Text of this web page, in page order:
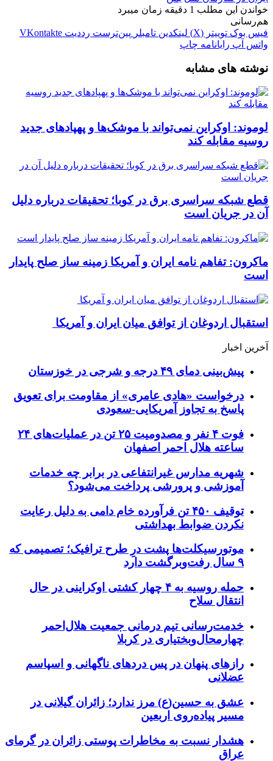
خواندن این مطلب 1 دقیقه زمان میبرد
هم‌رسانی
فیس بوک توییتر (X) لینکدین ‫تامبلر ‫پین‌ترست ‫رددیت ‫VKontakte
واتس آپ رایانامه چاپ
نوشته های مشابه
لوموند: اوکراین نمی‌تواند با موشک‌ها و پهپادهای جدید
روسیه مقابله کند
قطع شبکه سراسری برق در کوبا؛ تحقیقات درباره دلیل
آن در جریان است
ماکرون: تفاهم نامه ایران و آمریکا زمینه ساز صلح پایدار
است
استقبال اردوغان از توافق میان ایران و آمریکا
آخرین اخبار
پیش‌بینی دمای ۴۹ درجه و شرجی در خوزستان
درخواست «هادی عامری» از مقاومت برای تعویق
پاسخ به تجاوز آمریکایی-سعودی
فوت ۴ نفر و مصدومیت ۲۵ تن در عملیات‌های ۲۴
ساعته هلال احمر اصفهان
شهریه مدارس غیرانتفاعی در برابر چه خدمات
آموزشی و پرورشی پرداخت می‌شود؟
توقیف ۴۵۰ تن فرآورده خام دامی به دلیل رعایت
نکردن ضوابط بهداشتی
موتورسیکلت‌ها پشت درِ طرح ترافیک؛ تصمیمی که
۹ سال رفت‌وبرگشت دارد
حمله روسیه به ۴ چهار کشتی اوکراینی در حال
انتقال سلاح
خدمت‌رسانی تیم درمانی جمعیت هلال‌احمر
چهارمحال‌وبختیاری در کربلا
رازهای پنهان در پس دردهای ناگهانی و اسپاسم
عضلانی
عشق به حسین(ع) مرز ندارد؛ زائران گیلانی در
مسیر پیاده‌روی اربعین
هشدار نسبت به مخاطرات پوستی زائران در گرمای
عراق